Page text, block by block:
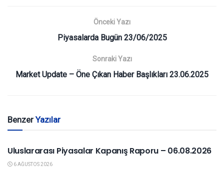
Önceki Yazı
Piyasalarda Bugün 23/06/2025
Sonraki Yazı
Market Update – Öne Çıkan Haber Başlıkları 23.06.2025
BenzerYazılar
YURTDIŞI PIYASALAR
Uluslararası Piyasalar Kapanış Raporu – 06.08.2026
6 AĞUSTOS 2026